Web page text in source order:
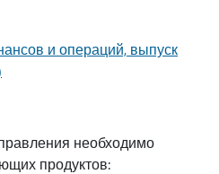
и операций, выпуск
необходимо
продуктов: